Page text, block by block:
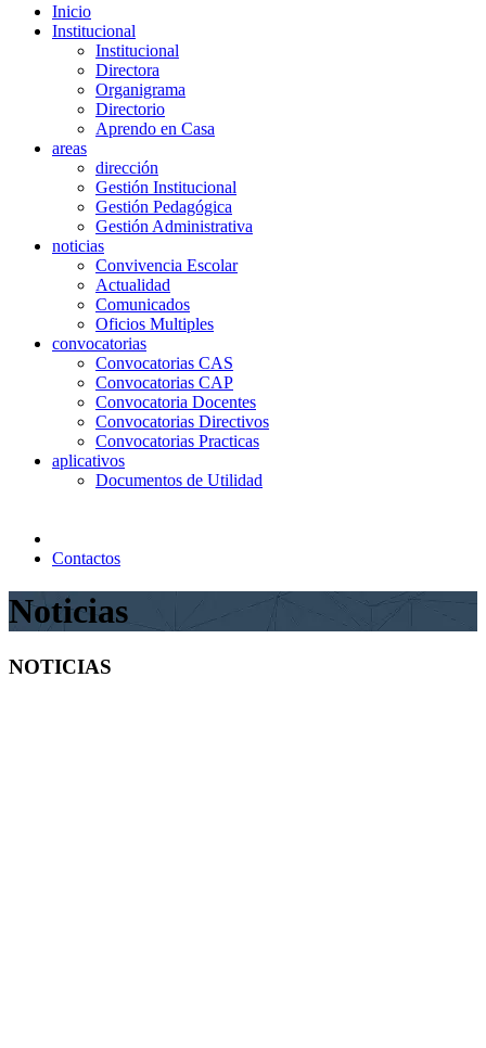
Inicio
Institucional
Institucional
Directora
Organigrama
Directorio
Aprendo en Casa
areas
dirección
Gestión Institucional
Gestión Pedagógica
Gestión Administrativa
noticias
Convivencia Escolar
Actualidad
Comunicados
Oficios Multiples
convocatorias
Convocatorias CAS
Convocatorias CAP
Convocatoria Docentes
Convocatorias Directivos
Convocatorias Practicas
aplicativos
Documentos de Utilidad
Contactos
Noticias
NOTICIAS